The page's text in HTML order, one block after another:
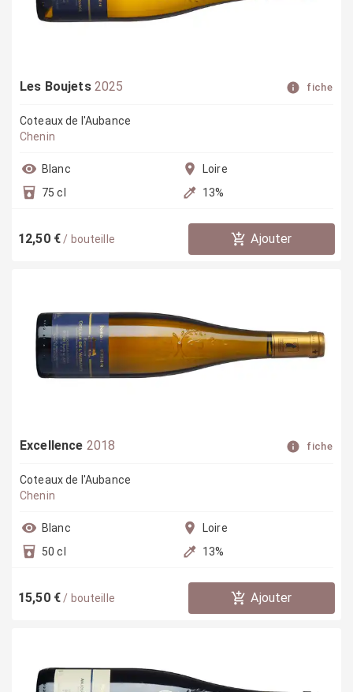
Les Boujets 2025 fiche
Coteaux de l'Aubance
Chenin
Blanc
Loire
75 cl
13%
12,50 € / bouteille Ajouter
Excellence 2018 fiche
Coteaux de l'Aubance
Chenin
Blanc
Loire
50 cl
13%
15,50 € / bouteille Ajouter